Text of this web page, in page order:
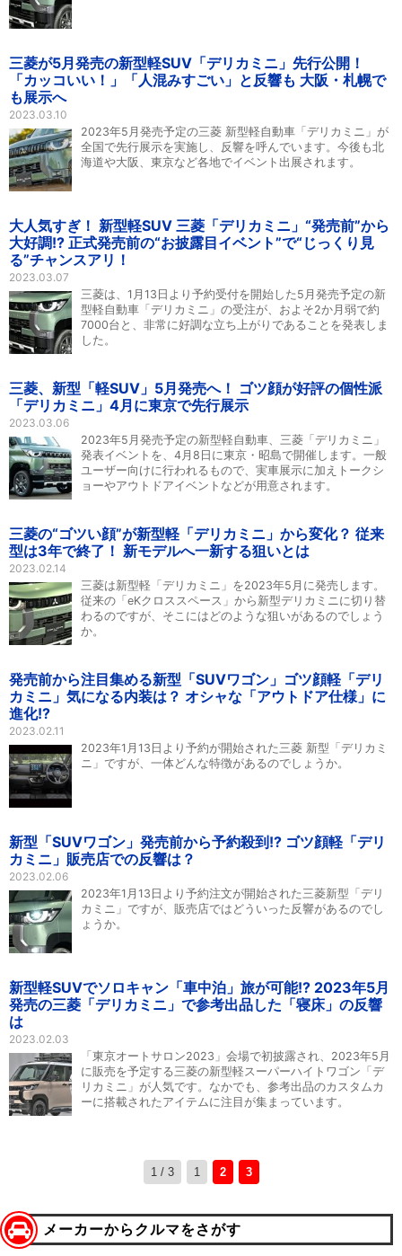
三菱が5月発売の新型軽SUV「デリカミニ」先行公開！
「カッコいい！」「人混みすごい」と反響も 大阪・札幌で
も展示へ
2023.03.10
2023年5月発売予定の三菱 新型軽自動車「デリカミニ」が
全国で先行展示を実施し、反響を呼んでいます。今後も北
海道や大阪、東京など各地でイベント出展されます。
大人気すぎ！ 新型軽SUV 三菱「デリカミニ」“発売前”から
大好調!? 正式発売前の“お披露目イベント”で“じっくり見
る”チャンスアリ！
2023.03.07
三菱は、1月13日より予約受付を開始した5月発売予定の新
型軽自動車「デリカミニ」の受注が、およそ2か月弱で約
7000台と、非常に好調な立ち上がりであることを発表しま
した。
三菱、新型「軽SUV」5月発売へ！ ゴツ顔が好評の個性派
「デリカミニ」4月に東京で先行展示
2023.03.06
2023年5月発売予定の新型軽自動車、三菱「デリカミニ」
発表イベントを、4月8日に東京・昭島で開催します。一般
ユーザー向けに行われるもので、実車展示に加えトークシ
ョーやアウトドアイベントなどが用意されます。
三菱の“ゴツい顔”が新型軽「デリカミニ」から変化？ 従来
型は3年で終了！ 新モデルへ一新する狙いとは
2023.02.14
三菱は新型軽「デリカミニ」を2023年5月に発売します。
従来の「eKクロススペース」から新型デリカミニに切り替
わるのですが、そこにはどのような狙いがあるのでしょう
か。
発売前から注目集める新型「SUVワゴン」ゴツ顔軽「デリ
カミニ」気になる内装は？ オシャな「アウトドア仕様」に
進化!?
2023.02.11
2023年1月13日より予約が開始された三菱 新型「デリカミ
ニ」ですが、一体どんな特徴があるのでしょうか。
新型「SUVワゴン」発売前から予約殺到!? ゴツ顔軽「デリ
カミニ」販売店での反響は？
2023.02.06
2023年1月13日より予約注文が開始された三菱新型「デリ
カミニ」ですが、販売店ではどういった反響があるのでし
ょうか。
新型軽SUVでソロキャン「車中泊」旅が可能!? 2023年5月
発売の三菱「デリカミニ」で参考出品した「寝床」の反響
は
2023.02.03
「東京オートサロン2023」会場で初披露され、2023年5月
に販売を予定する三菱の新型軽スーパーハイトワゴン「デ
リカミニ」が人気です。なかでも、参考出品のカスタムカ
ーに搭載されたアイテムに注目が集まっています。
1 / 3 1 2 3
メーカーからクルマをさがす